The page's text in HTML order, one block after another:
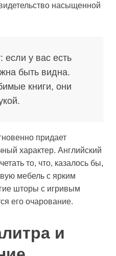
насыщенной
если у вас есть
быть видна.
книги, они
придает
характер. Английский
то, что, казалось бы,
мебель с ярким
шторы с игривым
его очарование.
и